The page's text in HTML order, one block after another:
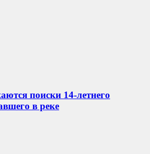
поиски 14-летнего
в реке